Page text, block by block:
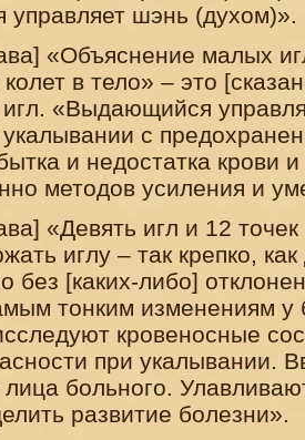
шэнь (духом)».
«Объяснение малых
в тело» – это
«Выдающийся
укалывании с
и недостатка крови
методов усиления и
«Девять игл и 12
иглу – так крепко,
без [каких-либо]
тонким изменениям у
кровеносные
при укалывании.
лица больного.
развитие болезни».